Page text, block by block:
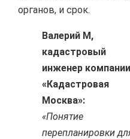
органов, и срок.
Валерий М,
кадастровый
инженер компании
«Кадастровая
Москва»:
«Понятие
перепланировки